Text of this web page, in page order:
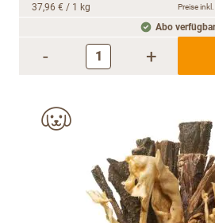
37,96 € / 1 kg Preise
Abo verfügbar
- +